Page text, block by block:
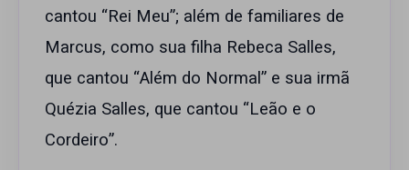
cantou “Rei Meu”; além de familiares de
Marcus, como sua filha Rebeca Salles,
que cantou “Além do Normal” e sua irmã
Quézia Salles, que cantou “Leão e o
Cordeiro”.